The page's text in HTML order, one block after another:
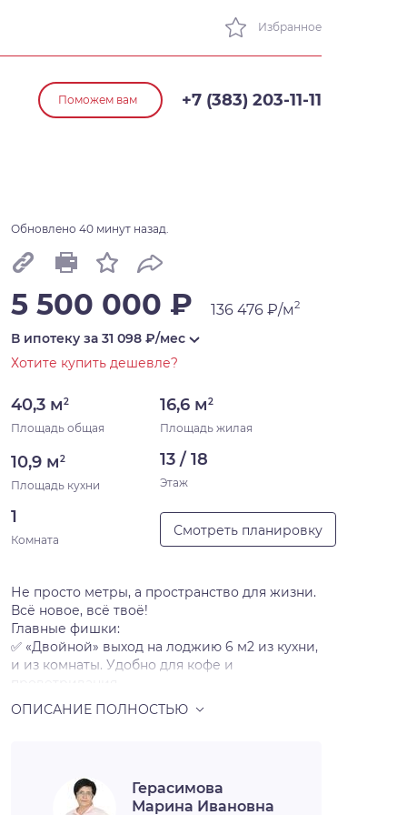
Избранное
Поможем вам +7 (383) 203-11-11
Обновлено 40 минут назад.
5 500 000 ₽ 136 476 ₽/м2
В ипотеку за 31 098 ₽/мес
Хотите купить дешевле?
40,3 м2
Площадь общая
16,6 м2
Площадь жилая
10,9 м2
Площадь кухни
13 / 18
Этаж
1
Комната
Смотреть планировку
Не просто метры, а пространство для жизни.
Всё новое, всё твоё!
Главные фишки:
✅ «Двойной» выход на лоджию 6 м2 из кухни,
и из комнаты. Удобно для кофе и
✅ Раздельный с/у, просторный холл,
правильная кухня.
новые (опционально).
Плюс локация: тихий изолированный этаж (6
квартир), рядом детский сад «Капитоша»,
Герасимова
Марина Ивановна